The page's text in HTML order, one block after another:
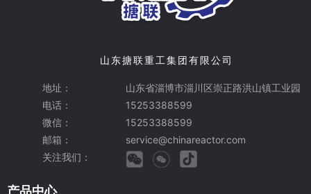
山东搪联重工集团有限公司
地址：
山东省淄博市淄川区崇正路洪山镇工业园
电话：
15253388599
微信：
15253388599
邮箱：
service@chinareactor.com
关注我们：
产品中心